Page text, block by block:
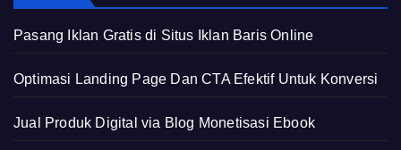
Pasang Iklan Gratis di Situs Iklan Baris Online
Optimasi Landing Page Dan CTA Efektif Untuk Konversi
Jual Produk Digital via Blog Monetisasi Ebook